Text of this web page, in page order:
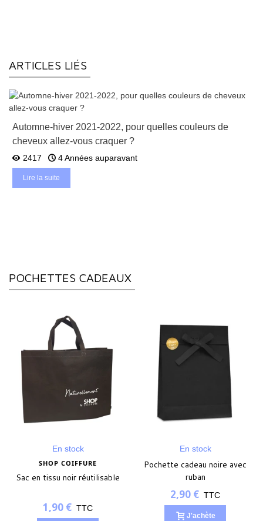
ARTICLES LIÉS
Automne-hiver 2021-2022, pour quelles couleurs de
cheveux allez-vous craquer ?
2417 4 Années auparavant
Lire la suite
POCHETTES CADEAUX
En stock
SHOP COIFFURE
Sac en tissu noir réutilisable
1,90 € TTC
En stock
Pochette cadeau noire avec
ruban
2,90 € TTC
J'achète